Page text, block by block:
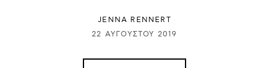
JENNA RENNERT
22 ΑΥΓΟΎΣΤΟΥ 2019